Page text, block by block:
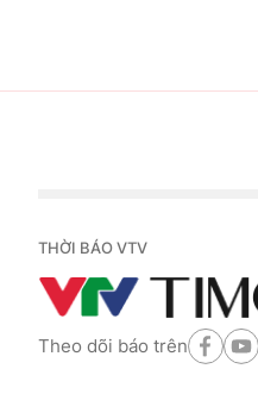
THỜI BÁO VTV
Theo dõi báo trên